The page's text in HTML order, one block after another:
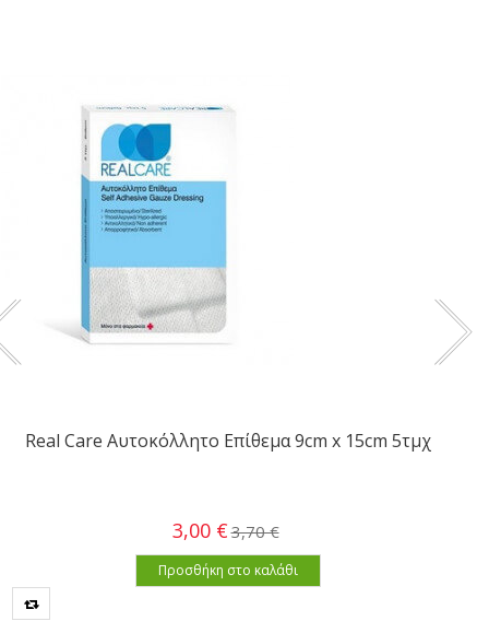
Real Care Αυτοκόλλητο Επίθεμα 9cm x 15cm 5τμχ
3,00 €3,70 €
Προσθήκη στο καλάθι